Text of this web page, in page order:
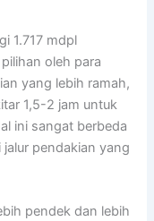
1.717 mdpl
oleh para
yang lebih ramah,
1,5-2 jam untuk
ini sangat berbeda
pendakian yang
pendek dan lebih